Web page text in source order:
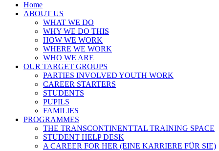
Home
ABOUT US
WHAT WE DO
WHY WE DO THIS
HOW WE WORK
WHERE WE WORK
WHO WE ARE
OUR TARGET GROUPS
PARTIES INVOLVED YOUTH WORK
CAREER STARTERS
STUDENTS
PUPILS
FAMILIES
PROGRAMMES
THE TRANSCONTINENTTAL TRAINING SPACE
STUDENT HELP DESK
A CAREER FOR HER (EINE KARRIERE FÜR SIE)